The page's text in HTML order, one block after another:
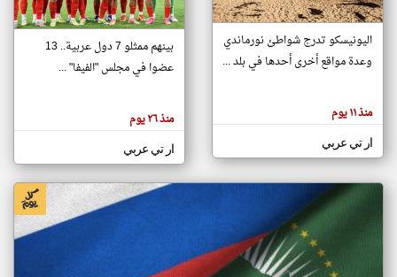
تغيير الدولة
اخبار جزر القمر على مدار الساعة
أهم اخبار جزر القمر العاجلة والمباشرة
هنا عن
وجهة
كاتبيها.
اليونيسكو تدرج شواطئ نورماندي
وعدة مواقع أخرى أحدها في بلد ...
منذ ١١ يوم
ار تي عربي
بينهم ممثلو 7 دول عربية.. 13
عضوا في مجلس "الفيفا" ...
منذ ٢٦ يوم
ار تي عربي
klyoum.com